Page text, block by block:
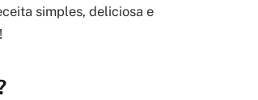
simples, deliciosa e